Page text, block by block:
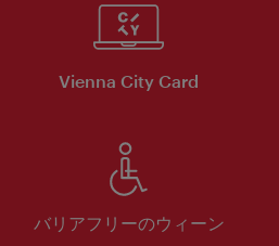
Vienna City Card
バリアフリーのウィーン